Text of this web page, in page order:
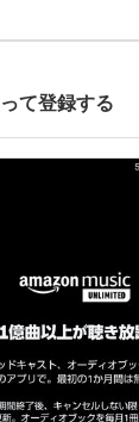
て登録する